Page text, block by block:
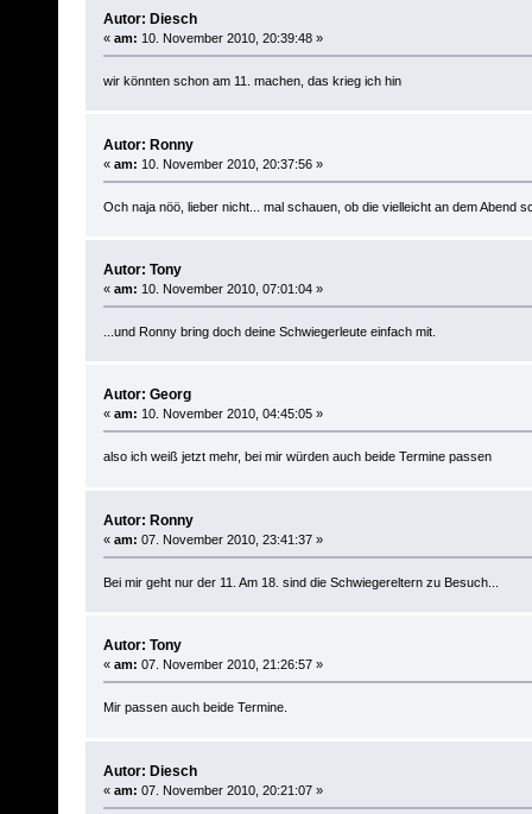
Autor: Diesch
« am: 10. November 2010, 20:39:48 »
wir könnten schon am 11. machen, das krieg ich hin
Autor: Ronny
« am: 10. November 2010, 20:37:56 »
Och naja nöö, lieber nicht... mal schauen, ob die vielleicht an dem Abend
Autor: Tony
« am: 10. November 2010, 07:01:04 »
...und Ronny bring doch deine Schwiegerleute einfach mit.
Autor: Georg
« am: 10. November 2010, 04:45:05 »
also ich weiß jetzt mehr, bei mir würden auch beide Termine passen
Autor: Ronny
« am: 07. November 2010, 23:41:37 »
Bei mir geht nur der 11. Am 18. sind die Schwiegereltern zu Besuch...
Autor: Tony
« am: 07. November 2010, 21:26:57 »
Mir passen auch beide Termine.
Autor: Diesch
« am: 07. November 2010, 20:21:07 »